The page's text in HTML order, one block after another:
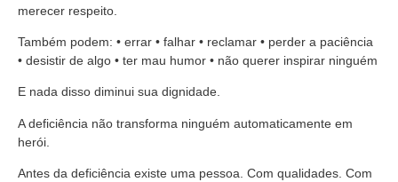
merecer respeito.
Também podem: • errar • falhar • reclamar • perder a paciência
• desistir de algo • ter mau humor • não querer inspirar ninguém
E nada disso diminui sua dignidade.
A deficiência não transforma ninguém automaticamente em
herói.
Antes da deficiência existe uma pessoa. Com qualidades. Com